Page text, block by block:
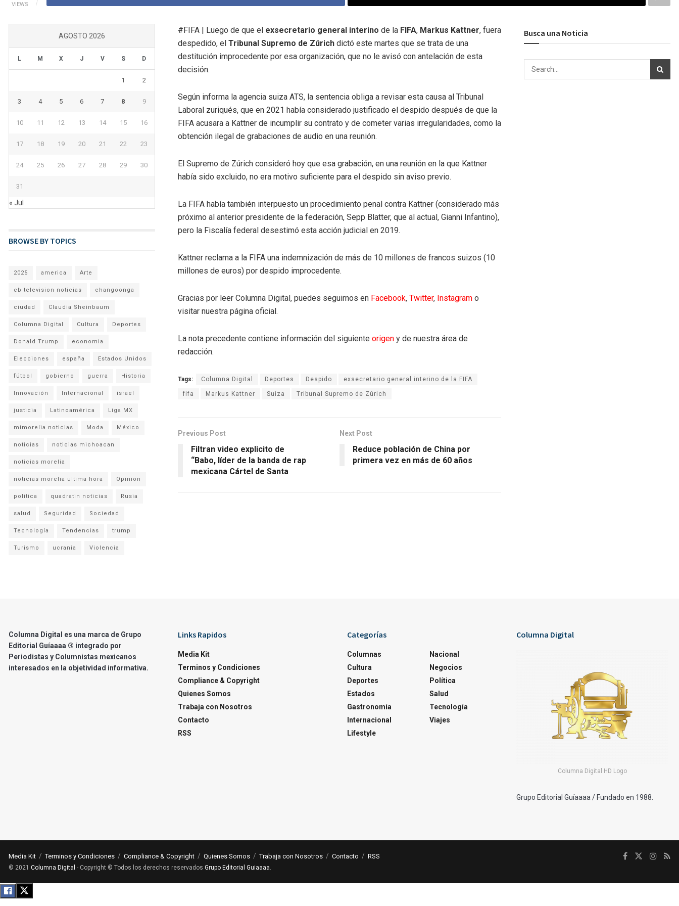
VIEWS
#FIFA | Luego de que el exsecretario general interino de la FIFA, Markus Kattner, fuera
despedido, el Tribunal Supremo de Zúrich dictó este martes que se trata de una
destitución improcedente por esa organización, que no le avisó con antelación de esta
decisión.
Según informa la agencia suiza ATS, la sentencia obliga a revisar esta causa al Tribunal
Laboral zuriqués, que en 2021 había considerado justificado el despido después de que la
FIFA acusara a Kattner de incumplir su contrato y de cometer varias irregularidades, como la
obtención ilegal de grabaciones de audio en una reunión.
El Supremo de Zúrich consideró hoy que esa grabación, en una reunión en la que Kattner
había sido excluido, no era motivo suficiente para el despido sin aviso previo.
La FIFA había también interpuesto un procedimiento penal contra Kattner (considerado más
próximo al anterior presidente de la federación, Sepp Blatter, que al actual, Gianni Infantino),
pero la Fiscalía federal desestimó esta acción judicial en 2019.
Kattner reclama a la FIFA una indemnización de más de 10 millones de francos suizos (10
millones de euros) por despido improcedente.
Gracias por leer Columna Digital, puedes seguirnos en Facebook, Twitter, Instagram o
visitar nuestra página oficial.
La nota precedente contiene información del siguiente origen y de nuestra área de
redacción.
Tags: Columna Digital Deportes Despido exsecretario general interino de la FIFA
fifa Markus Kattner Suiza Tribunal Supremo de Zúrich
Previous Post
Filtran video explicito de
“Babo, líder de la banda de rap
mexicana Cártel de Santa
Next Post
Reduce población de China por
primera vez en más de 60 años
AGOSTO 2026
L M X J V S D
1 2
3 4 5 6 7 8 9
10 11 12 13 14 15 16
17 18 19 20 21 22 23
24 25 26 27 28 29 30
31
« Jul
BROWSE BY TOPICS
2025 america Arte
cb television noticias changoonga
ciudad Claudia Sheinbaum
Columna Digital Cultura Deportes
Donald Trump economia
Elecciones españa Estados Unidos
fútbol gobierno guerra Historia
Innovación Internacional israel
justicia Latinoamérica Liga MX
mimorelia noticias Moda México
noticias noticias michoacan
noticias morelia
noticias morelia ultima hora Opinion
politica quadratin noticias Rusia
salud Seguridad Sociedad
Tecnología Tendencias trump
Turismo ucrania Violencia
Busca una Noticia
Columna Digital es una marca de Grupo
Editorial Guíaaaa ® integrado por
Periodistas y Columnistas mexicanos
interesados en la objetividad informativa.
Links Rapidos
Media Kit
Terminos y Condiciones
Compliance & Copyright
Quienes Somos
Trabaja con Nosotros
Contacto
RSS
Categorías
Columnas
Cultura
Deportes
Estados
Gastronomía
Internacional
Lifestyle
Nacional
Negocios
Política
Salud
Tecnología
Viajes
Columna Digital
Columna Digital HD Logo
Grupo Editorial Guíaaaa / Fundado en 1988.
Media Kit Terminos y Condiciones Compliance & Copyright Quienes Somos Trabaja con Nosotros Contacto RSS
© 2021 Columna Digital - Copyright © Todos los derechos reservados Grupo Editorial Guiaaaa